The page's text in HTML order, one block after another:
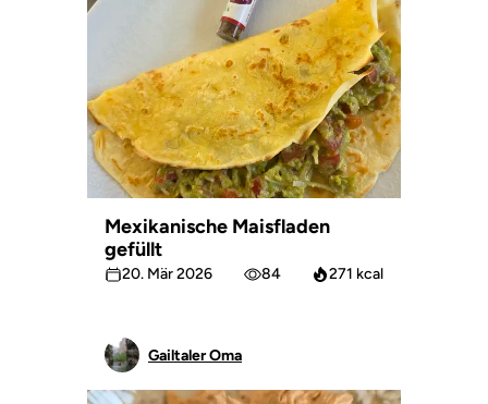
Mexikanische Maisfladen
gefüllt
20. Mär 2026 84 271 kcal
Gailtaler Oma